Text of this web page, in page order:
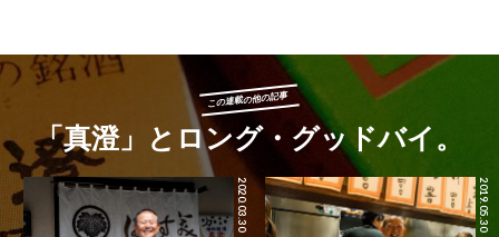
この連載の他の記事
「真澄」とロング・グッドバイ。
2020.03.30 2019.05.30